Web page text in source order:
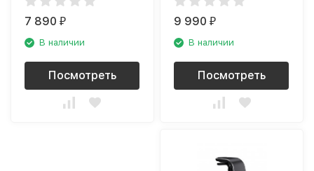
Pro 2.0, чёрный
7 890₽
В наличии
Посмотреть
9 990₽
В наличии
Посмотреть